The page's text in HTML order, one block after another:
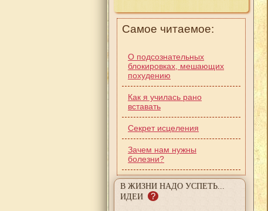
Самое читаемое:
О подсознательных
блокировках, мешающих
похудению
Как я училась рано
вставать
Секрет исцеления
Зачем нам нужны
болезни?
В ЖИЗНИ НАДО УСПЕТЬ...
ИДЕИ
?